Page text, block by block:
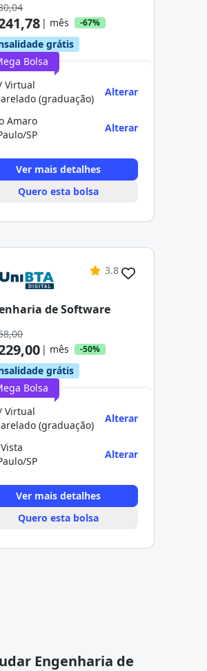
| mês -67%
grátis
Bolsa
Virtual
(graduação)
Alterar
Amaro
SP
Alterar
Ver mais detalhes
Quero esta bolsa
3.8
de Software
| mês -50%
grátis
Bolsa
Virtual
(graduação)
Alterar
SP
Alterar
Ver mais detalhes
Quero esta bolsa
Engenharia de